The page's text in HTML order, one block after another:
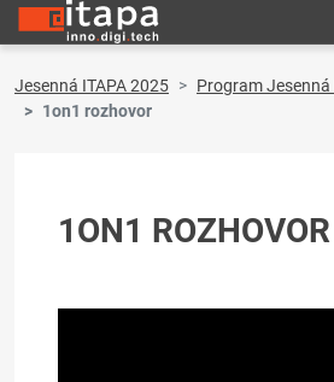
Jesenná ITAPA 2025
Program Jesenná
1on1 rozhovor
1ON1 ROZHOVOR